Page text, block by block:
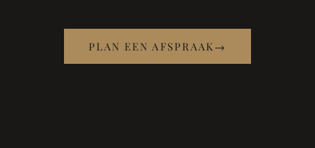
PLAN EEN AFSPRAAK →